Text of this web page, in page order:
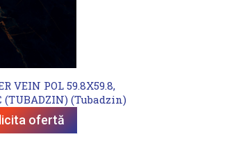
VEIN POL 59.8X59.8,
(TUBADZIN) (Tubadzin)
ofertă